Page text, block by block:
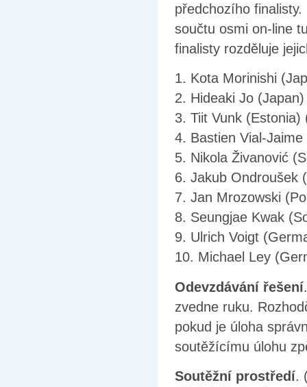
předchozího
součtu osmi on-line
finalisty rozděluje
1. Kota Morinishi
2. Hideaki Jo
3. Tiit Vunk
4. Bastien Vial-
5. Nikola Živanović
6. Jakub Ondroušek
7. Jan Mrozowski
8. Seungjae Kwak
9. Ulrich Voigt
10. Michael Ley
Odevzdávání řešení
zvedne ruku.
pokud je úloha
soutěžícímu úlohu
Soutěžní prostředí.